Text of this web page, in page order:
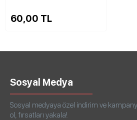
60,00 TL
Sosyal Medya
Sosyal medyaya özel indirim ve
ol, fırsatları yakala!